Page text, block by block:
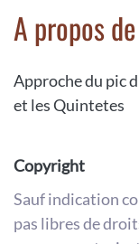
A propos
Approche du pic
et les Quintetes
Copyright
Sauf indication
pas libres de